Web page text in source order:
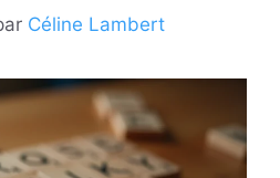
Céline Lambert